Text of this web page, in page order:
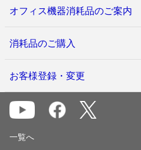
オフィス機器消耗品のご案内
消耗品のご購入
お客様登録・変更
一覧へ